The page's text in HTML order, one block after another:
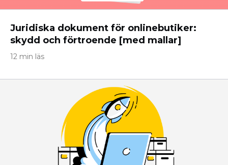
Juridiska dokument för onlinebutiker:
skydd och förtroende [med mallar]
12 min läs